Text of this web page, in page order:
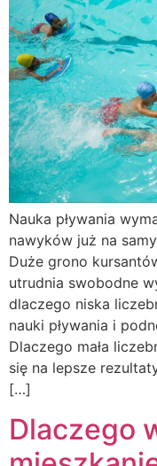
Nauka pływania
nawyków już na
Duże grono
utrudnia swobodne
dlaczego niska
nauki pływania i
Dlaczego mała
się na lepsze
[…]
Dlaczego